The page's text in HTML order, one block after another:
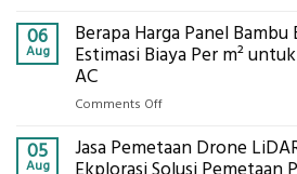
Cara
Kerja,
Manfaatnya
Pemasangan
Bowplank
Ukur
06
Aug
Berapa Harga Panel
Estimasi Biaya Per m²
AC
Comments Offon
Harga
Panel
05
Aug
Jasa Pemetaan Drone